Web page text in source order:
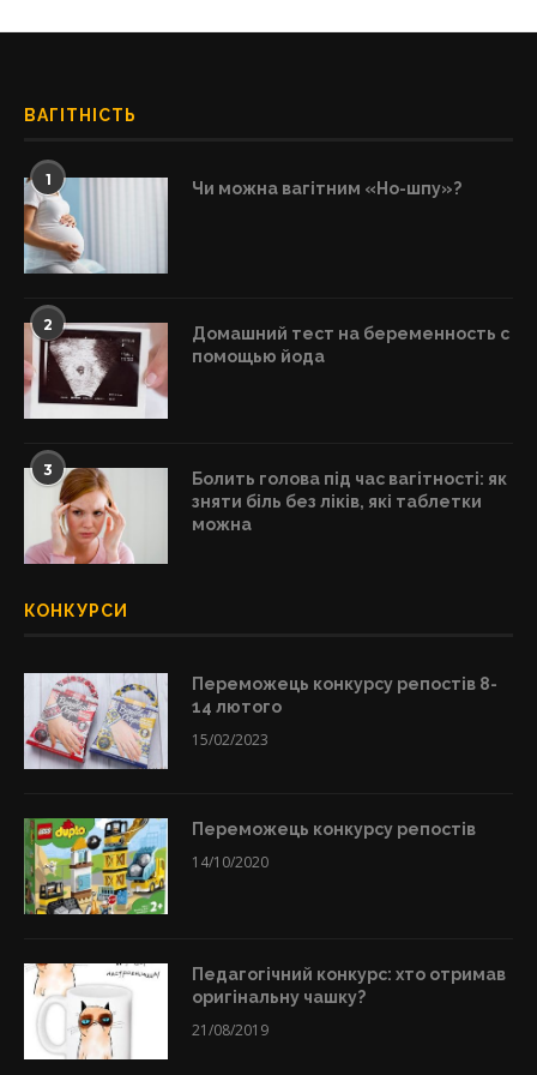
ВАГІТНІСТЬ
1 Чи можна вагітним «Но-шпу»?
2
Домашний тест на беременность с
помощью йода
3
Болить голова під час вагітності: як
зняти біль без ліків, які таблетки
можна
КОНКУРСИ
Переможець конкурсу репостів 8-
14 лютого
15/02/2023
Переможець конкурсу репостів
14/10/2020
Педагогічний конкурс: хто отримав
оригінальну чашку?
21/08/2019